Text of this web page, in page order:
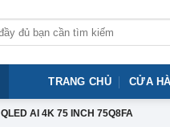
TRANG CHỦ CỬA
AI 4K 75 INCH 75Q8FA